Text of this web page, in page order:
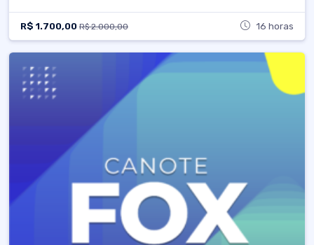
R$ 1.700,00 R$ 2.000,00 16 horas